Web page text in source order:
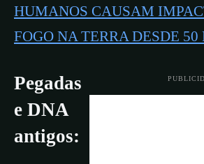
HUMANOS CAUSAM
FOGO NA TERRA DESDE
Pegadas
e DNA
antigos: